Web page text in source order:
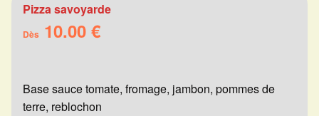
Pizza savoyarde
Dès 10.00 €
Base sauce tomate, fromage, jambon, pommes de
terre, reblochon